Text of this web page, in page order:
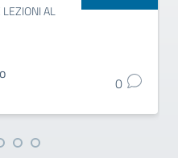
LEZIONI AL
0